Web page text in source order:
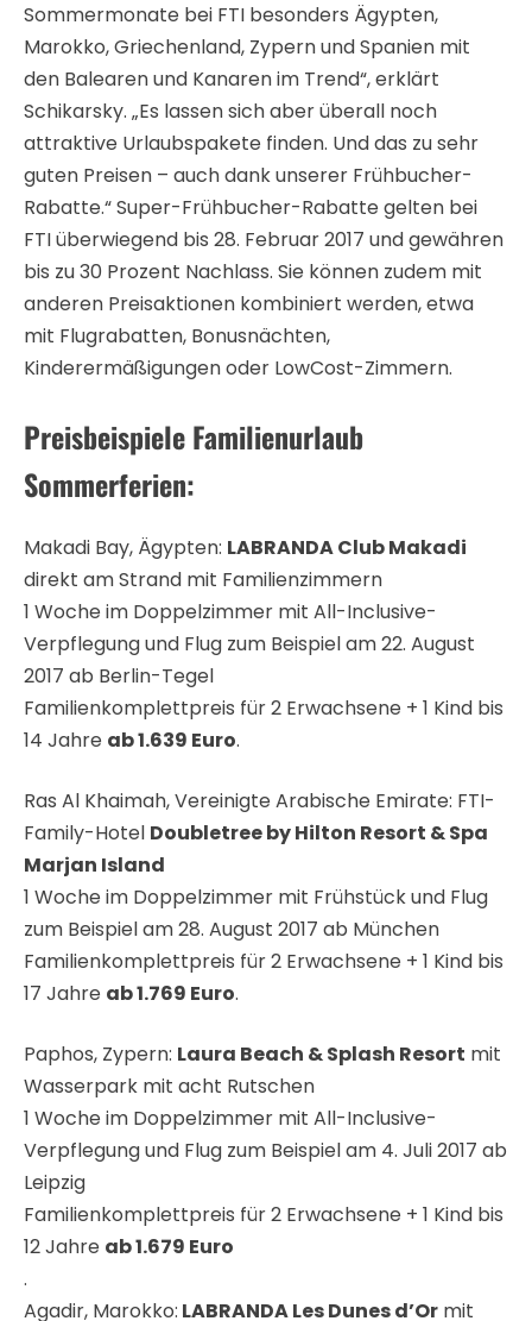
Sommermonate bei FTI besonders Ägypten,
Marokko, Griechenland, Zypern und Spanien mit
den Balearen und Kanaren im Trend“, erklärt
Schikarsky. „Es lassen sich aber überall noch
attraktive Urlaubspakete finden. Und das zu sehr
guten Preisen – auch dank unserer Frühbucher-
Rabatte.“ Super-Frühbucher-Rabatte gelten bei
FTI überwiegend bis 28. Februar 2017 und gewähren
bis zu 30 Prozent Nachlass. Sie können zudem mit
anderen Preisaktionen kombiniert werden, etwa
mit Flugrabatten, Bonusnächten,
Kinderermäßigungen oder LowCost-Zimmern.
Preisbeispiele Familienurlaub
Sommerferien:
Makadi Bay, Ägypten: LABRANDA Club Makadi
direkt am Strand mit Familienzimmern
1 Woche im Doppelzimmer mit All-Inclusive-
Verpflegung und Flug zum Beispiel am 22. August
2017 ab Berlin-Tegel
Familienkomplettpreis für 2 Erwachsene + 1 Kind bis
14 Jahre ab 1.639 Euro.
Ras Al Khaimah, Vereinigte Arabische Emirate: FTI-
Family-Hotel Doubletree by Hilton Resort & Spa
Marjan Island
1 Woche im Doppelzimmer mit Frühstück und Flug
zum Beispiel am 28. August 2017 ab München
Familienkomplettpreis für 2 Erwachsene + 1 Kind bis
17 Jahre ab 1.769 Euro.
Paphos, Zypern: Laura Beach & Splash Resort mit
Wasserpark mit acht Rutschen
1 Woche im Doppelzimmer mit All-Inclusive-
Verpflegung und Flug zum Beispiel am 4. Juli 2017 ab
Leipzig
Familienkomplettpreis für 2 Erwachsene + 1 Kind bis
12 Jahre ab 1.679 Euro
.
Agadir, Marokko: LABRANDA Les Dunes d’Or mit